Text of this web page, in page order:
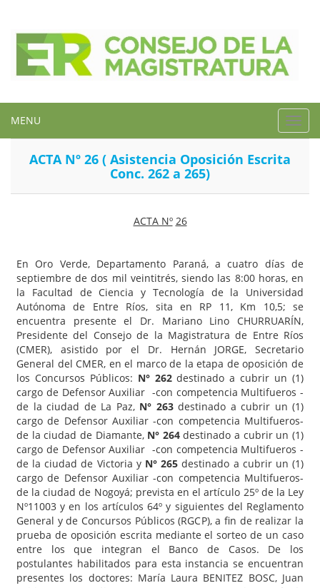
MENU
ACTA Nº 26 ( Asistencia Oposición Escrita
Conc. 262 a 265)
ACTA Nº 26
En Oro Verde, Departamento Paraná, a cuatro días de
septiembre de dos mil veintitrés, siendo las 8:00 horas, en
la Facultad de Ciencia y Tecnología de la Universidad
Autónoma de Entre Ríos, sita en RP 11, Km 10,5; se
encuentra presente el Dr. Mariano Lino CHURRUARÍN,
Presidente del Consejo de la Magistratura de Entre Ríos
(CMER), asistido por el Dr. Hernán JORGE, Secretario
General del CMER, en el marco de la etapa de oposición de
los Concursos Públicos: N° 262destinado a cubrir un (1)
cargo de Defensor Auxiliar -con competencia Multifueros -
de la ciudad de La Paz, N° 263destinado a cubrir un (1)
cargo de Defensor Auxiliar -con competencia Multifueros-
de la ciudad de Diamante, N° 264destinado a cubrir un (1)
cargo de Defensor Auxiliar -con competencia Multifueros -
de la ciudad de Victoria y N° 265 destinado a cubrir un (1)
cargo de Defensor Auxiliar -con competencia Multifueros-
de la ciudad de Nogoyá; prevista en el artículo 25º de la Ley
Nº11003 y en los artículos 64º y siguientes del Reglamento
General y de Concursos Públicos (RGCP), a fin de realizar la
prueba de oposición escrita mediante el sorteo de un caso
entre los que integran el Banco de Casos. De los
postulantes habilitados para esta instancia se encuentran
presentes los doctores: María Laura BENITEZ BOSC, Juan